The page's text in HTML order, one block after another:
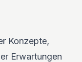
Konzepte,
Erwartungen